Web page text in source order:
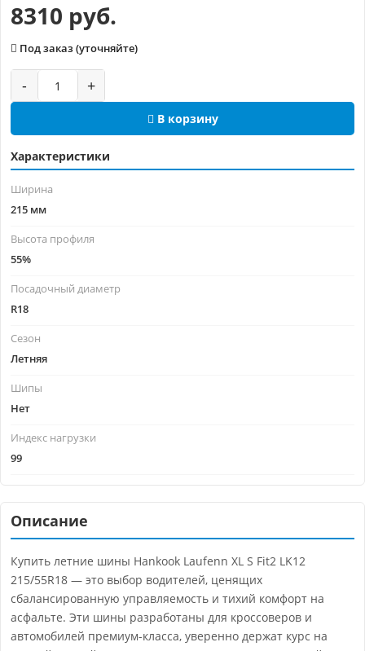
8310 руб.
Под заказ (уточняйте)
- +
В корзину
Характеристики
Ширина
215 мм
Высота профиля
55%
Посадочный диаметр
R18
Сезон
Летняя
Шипы
Нет
Индекс нагрузки
99
Описание
Купить летние шины Hankook Laufenn XL S Fit2 LK12
215/55R18 — это выбор водителей, ценящих
сбалансированную управляемость и тихий комфорт на
асфальте. Эти шины разработаны для кроссоверов и
автомобилей премиум-класса, уверенно держат курс на